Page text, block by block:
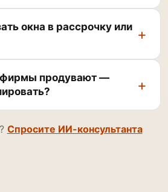
окна в рассрочку или
фирмы продувают —
Спросите ИИ-консультанта